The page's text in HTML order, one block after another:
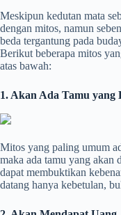
Meskipun kedutan mata
dengan mitos, namun
beda tergantung pada
Berikut beberapa mitos
atas bawah:
1. Akan Ada Tamu yang
Mitos yang paling umum
maka ada tamu yang
dapat membuktikan
datang hanya kebetulan,